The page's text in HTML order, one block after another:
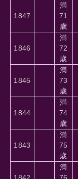
1847
満
71
歳
1846
満
72
歳
1845
満
73
歳
1844
満
74
歳
1843
満
75
歳
1842
満
76